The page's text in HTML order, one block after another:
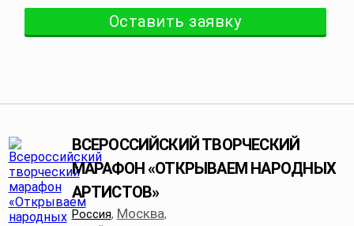
Оставить заявку
ВСЕРОССИЙСКИЙ ТВОРЧЕСКИЙ
МАРАФОН «ОТКРЫВАЕМ НАРОДНЫХ
АРТИСТОВ»
Россия, Москва,